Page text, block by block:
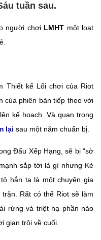
tuần sau.
người chơi LMHT một loạt
Thiết kế Lối chơi của Riot
của phiên bản tiếp theo với
kế hoạch. Và quan trọng
lại sau một năm chuẩn bị.
Đấu Xếp Hạng, sẽ bị “sờ
sắp tới là gì nhưng Kẻ
hắn ta là một chuyên gia
Rất có thể Riot sẽ làm
rừng và triệt hạ phần nào
gian trôi về cuối.